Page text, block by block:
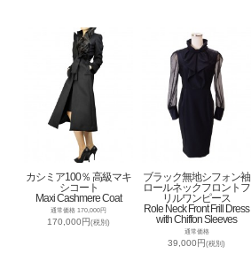
カシミア100％ 高級マキ
シコート
Maxi Cashmere Coat
通常価格 170,000円
170,000円(税別)
ブラック無地シフォン袖
ロールネックフロントフ
リルワンピース
Role Neck Front Frill Dress
with Chiffon Sleeves
通常価格
39,000円(税別)